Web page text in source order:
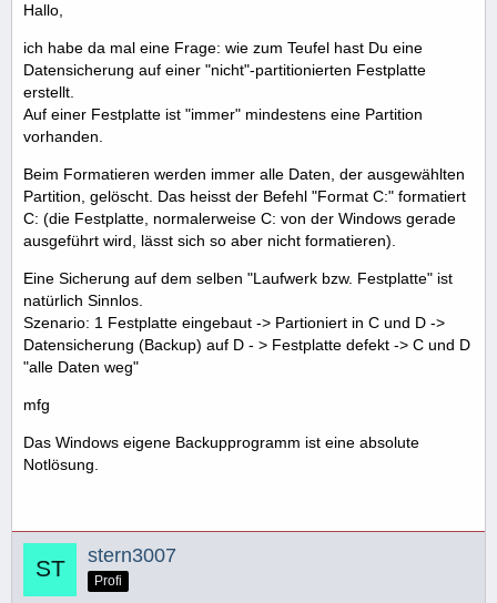
Hallo,
ich habe da mal eine Frage: wie zum Teufel hast Du eine
Datensicherung auf einer "nicht"-partitionierten Festplatte
erstellt.
Auf einer Festplatte ist "immer" mindestens eine Partition
vorhanden.
Beim Formatieren werden immer alle Daten, der ausgewählten
Partition, gelöscht. Das heisst der Befehl "Format C:" formatiert
C: (die Festplatte, normalerweise C: von der Windows gerade
ausgeführt wird, lässt sich so aber nicht formatieren).
Eine Sicherung auf dem selben "Laufwerk bzw. Festplatte" ist
natürlich Sinnlos.
Szenario: 1 Festplatte eingebaut -> Partioniert in C und D ->
Datensicherung (Backup) auf D - > Festplatte defekt -> C und D
"alle Daten weg"
mfg
Das Windows eigene Backupprogramm ist eine absolute
Notlösung.
stern3007
Profi